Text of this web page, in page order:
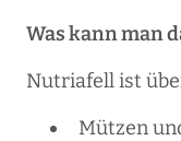
Was kann man
Nutriafell ist
Mützen